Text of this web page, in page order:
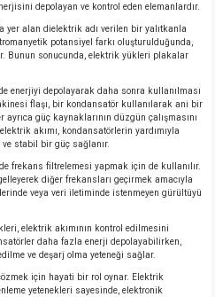
depolayan ve kontrol eden elemanlardır.
yer alan dielektrik adı verilen bir yalıtkanla
potansiyel farkı oluşturulduğunda,
Bunun sonucunda, elektrik yükleri plakalar
enerjiyi depolayarak daha sonra kullanılması
flaşı, bir kondansatör kullanılarak ani bir
güç kaynaklarının düzgün çalışmasını
akımı, kondansatörlerin yardımıyla
stabil bir güç sağlanır.
frekans filtrelemesi yapmak için de kullanılır.
diğer frekansları geçirmek amacıyla
veya veri iletiminde istenmeyen gürültüyü
elektrik akımının kontrol edilmesini
daha fazla enerji depolayabilirken,
ve deşarj olma yeteneği sağlar.
için hayati bir rol oynar. Elektrik
yetenekleri sayesinde, elektronik